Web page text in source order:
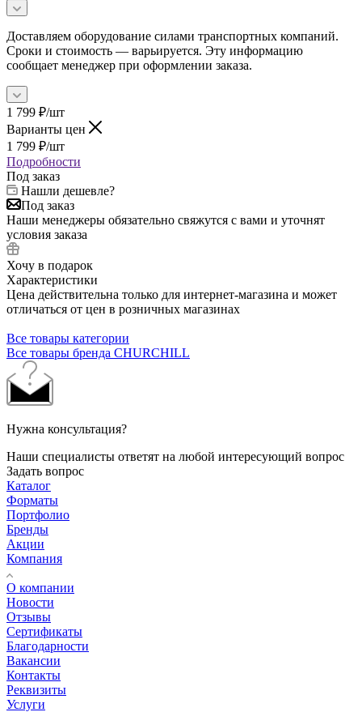
Доставляем оборудование силами транспортных компаний.
Сроки и стоимость — варьируется. Эту информацию
сообщает менеджер при оформлении заказа.
1 799 ₽/шт
Варианты цен
1 799 ₽/шт
Подробности
Под заказ
Нашли дешевле?
Под заказ
Наши менеджеры обязательно свяжутся с вами и уточнят
условия заказа
Хочу в подарок
Характеристики
Цена действительна только для интернет-магазина и может
отличаться от цен в розничных магазинах
Все товары категории
Все товары бренда CHURCHILL
Нужна консультация?
Наши специалисты ответят на любой интересующий вопрос
Задать вопрос
Каталог
Форматы
Портфолио
Бренды
Акции
Компания
О компании
Новости
Отзывы
Сертификаты
Благодарности
Вакансии
Контакты
Реквизиты
Услуги